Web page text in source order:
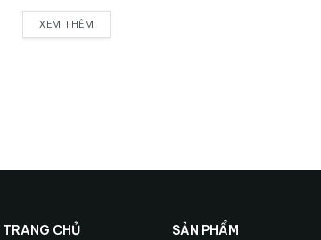
XEM THÊM
TRANG CHỦ SẢN PHẨM